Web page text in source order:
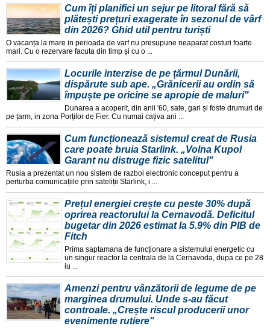
Cum îți planifici un sejur pe litoral fără să
plătești prețuri exagerate în sezonul de vârf
din 2026? Ghid util pentru turiști
O vacanța la mare in perioada de varf nu presupune neaparat costuri foarte
mari. Cu o rezervare facuta din timp și cu o ...
Locurile interzise de pe țărmul Dunării,
dispărute sub ape. „Grănicerii au ordin să
împuște pe oricine se apropie de maluri"
Dunarea a acoperit, din anii '60, sate, gari și foste drumuri de
pe țarm, in zona Porților de Fier. Cu numai cațiva ani ...
Cum funcționează sistemul creat de Rusia
care poate bruia Starlink. „Volna Kupol
Garant nu distruge fizic satelitul"
Rusia a prezentat un nou sistem de razboi electronic conceput pentru a
perturba comunicațiile prin sateliții Starlink, i ...
Prețul energiei crește cu peste 30% după
oprirea reactorului la Cernavodă. Deficitul
bugetar din 2026 estimat la 5.9% din PIB de
Fitch
Prima saptamana de funcționare a sistemului energetic cu
un singur reactor la centrala de la Cernavoda, dupa ce pe 28
iu ...
Amenzi pentru vânzătorii de legume de pe
marginea drumului. Unde s-au făcut
controale. „Crește riscul producerii unor
evenimente rutiere"